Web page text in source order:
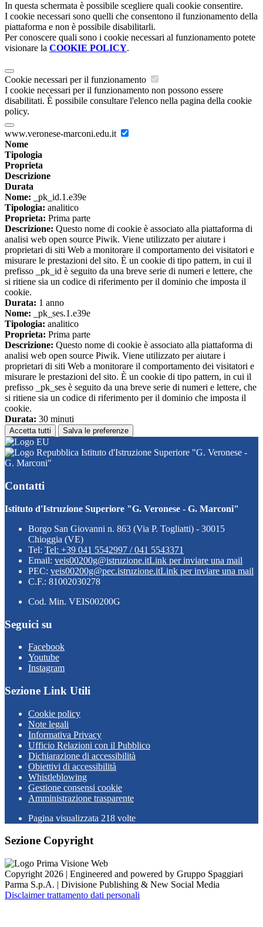
In questa schermata è possibile scegliere quali cookie consentire.
I cookie necessari sono quelli che consentono il funzionamento della
piattaforma e non è possibile disabilitarli.
Per conoscere quali sono i cookie necessari al funzionamento potete
visionare la COOKIE POLICY.
Cookie necessari per il funzionamento
I cookie necessari per il funzionamento non possono essere
disabilitati. È possibile consultare l'elenco nella pagina della cookie
policy.
www.veronese-marconi.edu.it
Nome
Tipologia
Proprieta
Descrizione
Durata
Nome: _pk_id.1.e39e
Tipologia: analitico
Proprieta: Prima parte
Descrizione: Questo nome di cookie è associato alla piattaforma di
analisi web open source Piwik. Viene utilizzato per aiutare i
proprietari di siti Web a monitorare il comportamento dei visitatori e
misurare le prestazioni del sito. È un cookie di tipo pattern, in cui il
prefisso _pk_id è seguito da una breve serie di numeri e lettere, che
si ritiene sia un codice di riferimento per il dominio che imposta il
cookie.
Durata: 1 anno
Nome: _pk_ses.1.e39e
Tipologia: analitico
Proprieta: Prima parte
Descrizione: Questo nome di cookie è associato alla piattaforma di
analisi web open source Piwik. Viene utilizzato per aiutare i
proprietari di siti Web a monitorare il comportamento dei visitatori e
misurare le prestazioni del sito. È un cookie di tipo pattern, in cui il
prefisso _pk_ses è seguito da una breve serie di numeri e lettere, che
si ritiene sia un codice di riferimento per il dominio che imposta il
cookie.
Durata: 30 minuti
Accetta tutti Salva le preferenze
Istituto d'Istruzione Superiore "G. Veronese -
G. Marconi"
Contatti
Istituto d'Istruzione Superiore "G. Veronese - G. Marconi"
Borgo San Giovanni n. 863 (Via P. Togliatti) - 30015
Chioggia (VE)
Tel: Tel: +39 041 5542997 / 041 5543371
Email: veis00200g@istruzione.itLink per inviare una mail
PEC: veis00200g@pec.istruzione.itLink per inviare una mail
C.F.: 81002030278
Cod. Min. VEIS00200G
Seguici su
Facebook
Youtube
Instagram
Sezione Link Utili
Cookie policy
Note legali
Informativa Privacy
Ufficio Relazioni con il Pubblico
Dichiarazione di accessibilità
Obiettivi di accessibilità
Whistleblowing
Gestione consensi cookie
Amministrazione trasparente
Pagina visualizzata 218 volte
Sezione Copyright
Copyright 2026 | Engineered and powered by Gruppo Spaggiari
Parma S.p.A. | Divisione Publishing & New Social Media
Disclaimer trattamento dati personali